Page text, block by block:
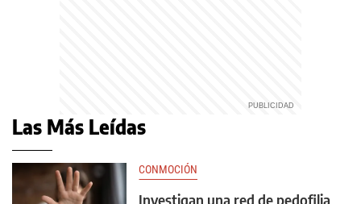
Las Más Leídas
CONMOCIÓN
Investigan una red de pedofilia